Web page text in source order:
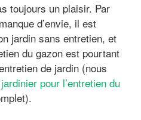
toujours un plaisir. Par
d’envie, il est
jardin sans entretien, et
du gazon est pourtant
de jardin (nous
pour l’entretien du